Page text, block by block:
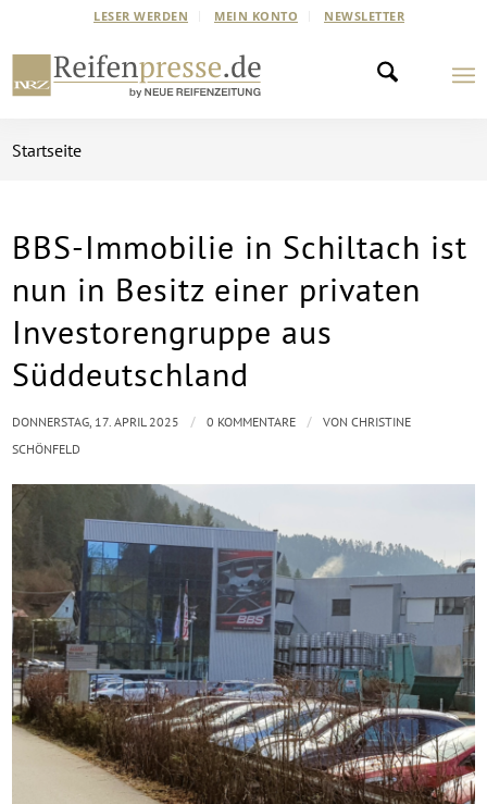
LESER WERDEN MEIN KONTO NEWSLETTER
Startseite
BBS-Immobilie in Schiltach ist
nun in Besitz einer privaten
Investorengruppe aus
Süddeutschland
DONNERSTAG, 17. APRIL 2025 / 0 KOMMENTARE / VONCHRISTINE
SCHÖNFELD